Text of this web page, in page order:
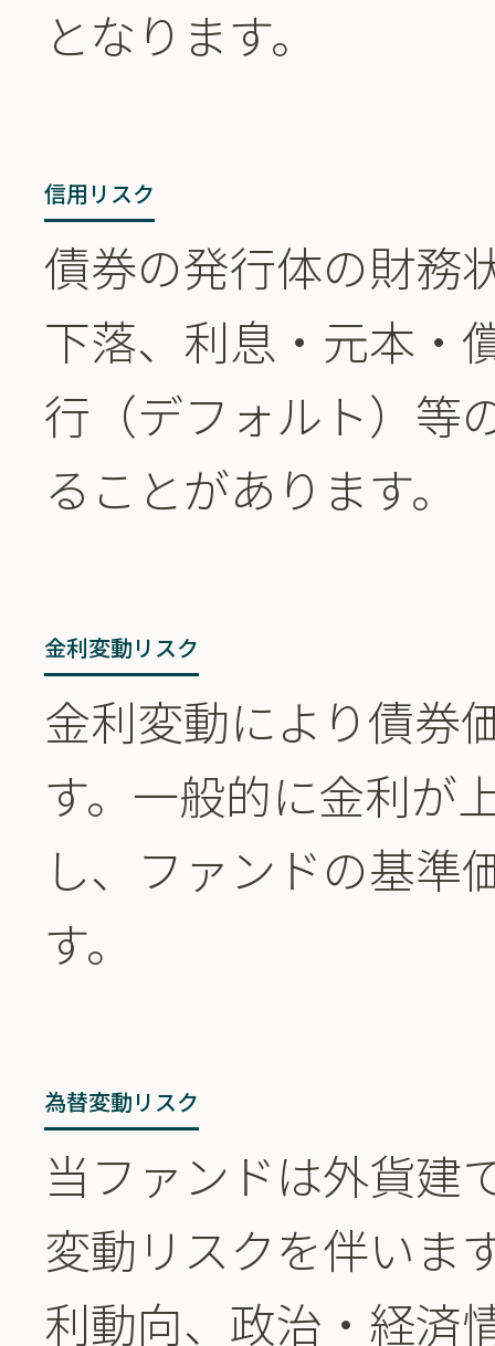
となります。
信用リスク
債券の発行体の財務
下落、利息・元本・
行（デフォルト）等
ることがあります。
金利変動リスク
金利変動により債券
す。一般的に金利が
し、ファンドの基準
す。
為替変動リスク
当ファンドは外貨建
変動リスクを伴いま
利動向、政治・経済